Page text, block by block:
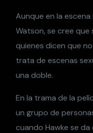
Aunque en la
Watson, se cree que
quienes dicen que
trata de escenas
una doble.
En la trama de la
un grupo de
cuando Hawke se